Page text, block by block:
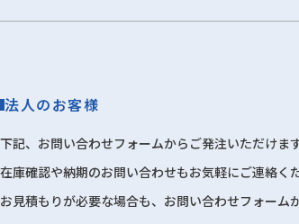
法人のお客様
下記、お問い合わせフォームからご発注いただけます
在庫確認や納期のお問い合わせもお気軽にご連絡く
お見積もりが必要な場合も、お問い合わせフォーム